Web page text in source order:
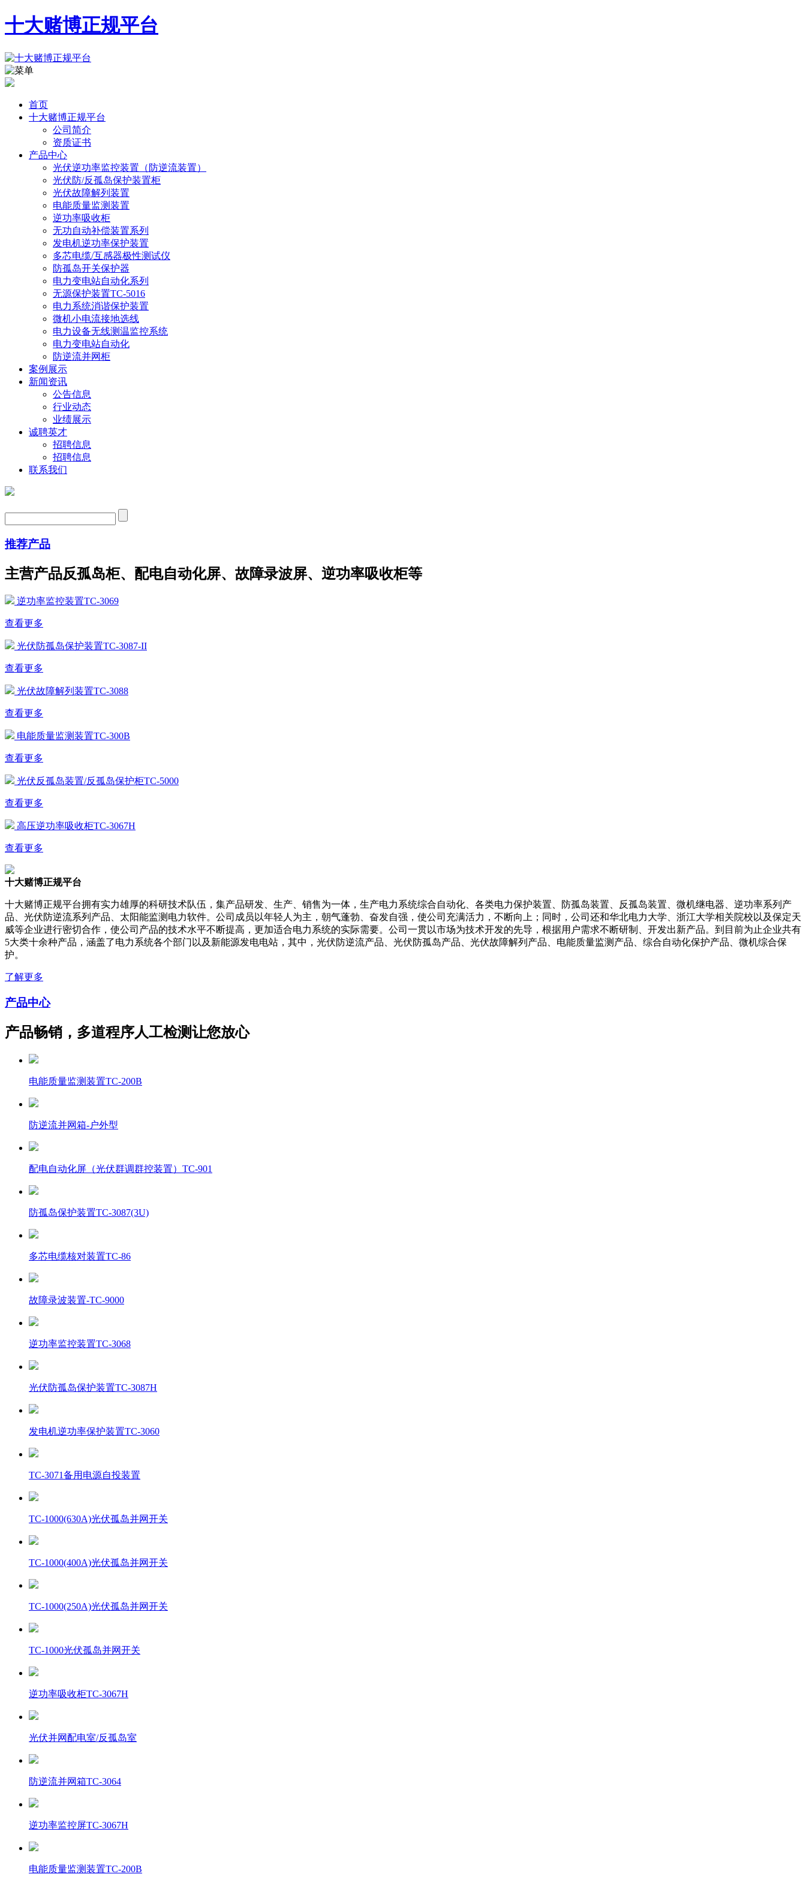
十大赌博正规平台
首页
十大赌博正规平台
公司简介
资质证书
产品中心
光伏逆功率监控装置（防逆流装置）
光伏防/反孤岛保护装置柜
光伏故障解列装置
电能质量监测装置
逆功率吸收柜
无功自动补偿装置系列
发电机逆功率保护装置
多芯电缆/互感器极性测试仪
防孤岛开关保护器
电力变电站自动化系列
无源保护装置TC-5016
电力系统消谐保护装置
微机小电流接地选线
电力设备无线测温监控系统
电力变电站自动化
防逆流并网柜
案例展示
新闻资讯
公告信息
行业动态
业绩展示
诚聘英才
招聘信息
招聘信息
联系我们
推荐产品
主营产品反孤岛柜、配电自动化屏、故障录波屏、逆功率吸收柜等
逆功率监控装置TC-3069
查看更多
光伏防孤岛保护装置TC-3087-II
查看更多
光伏故障解列装置TC-3088
查看更多
电能质量监测装置TC-300B
查看更多
光伏反孤岛装置/反孤岛保护柜TC-5000
查看更多
高压逆功率吸收柜TC-3067H
查看更多
十大赌博正规平台
十大赌博正规平台拥有实力雄厚的科研技术队伍，集产品研发、生产、销售为一体，生产电力系统综合自动化、各类电力保护装置、防孤岛装置、反孤岛装置、微机继电器、逆功率系列产
品、光伏防逆流系列产品、太阳能监测电力软件。公司成员以年轻人为主，朝气蓬勃、奋发自强，使公司充满活力，不断向上；同时，公司还和华北电力大学、浙江大学相关院校以及保定天
威等企业进行密切合作，使公司产品的技术水平不断提高，更加适合电力系统的实际需要。公司一贯以市场为技术开发的先导，根据用户需求不断研制、开发出新产品。到目前为止企业共有
5大类十余种产品，涵盖了电力系统各个部门以及新能源发电电站，其中，光伏防逆流产品、光伏防孤岛产品、光伏故障解列产品、电能质量监测产品、综合自动化保护产品、微机综合保
护。
了解更多
产品中心
产品畅销，多道程序人工检测让您放心
电能质量监测装置TC-200B
防逆流并网箱-户外型
配电自动化屏（光伏群调群控装置）TC-901
防孤岛保护装置TC-3087(3U)
多芯电缆核对装置TC-86
故障录波装置-TC-9000
逆功率监控装置TC-3068
光伏防孤岛保护装置TC-3087H
发电机逆功率保护装置TC-3060
TC-3071备用电源自投装置
TC-1000(630A)光伏孤岛并网开关
TC-1000(400A)光伏孤岛并网开关
TC-1000(250A)光伏孤岛并网开关
TC-1000光伏孤岛并网开关
逆功率吸收柜TC-3067H
光伏并网配电室/反孤岛室
防逆流并网箱TC-3064
逆功率监控屏TC-3067H
电能质量监测装置TC-200B